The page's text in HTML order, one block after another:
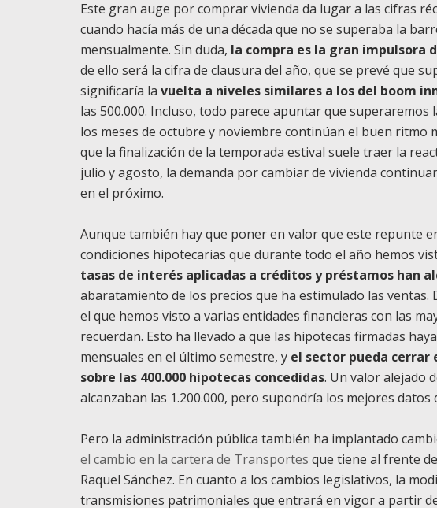
Este gran auge por comprar vivienda da lugar a las cifras
cuando hacía más de una década que no se superaba la
mensualmente. Sin duda, la compra es la gran impulsora
de ello será la cifra de clausura del año, que se prevé que
significaría la vuelta a niveles similares a los del boom
las 500.000. Incluso, todo parece apuntar que superaremos
los meses de octubre y noviembre continúan el buen ritmo
que la finalización de la temporada estival suele traer la
julio y agosto, la demanda por cambiar de vivienda
en el próximo.
Aunque también hay que poner en valor que este repunte
condiciones hipotecarias que durante todo el año hemos
tasas de interés aplicadas a créditos y préstamos han
abaratamiento de los precios que ha estimulado las ventas.
el que hemos visto a varias entidades financieras con las
recuerdan. Esto ha llevado a que las hipotecas firmadas
mensuales en el último semestre, y el sector pueda cerrar
sobre las 400.000 hipotecas concedidas. Un valor alejado
alcanzaban las 1.200.000, pero supondría los mejores datos
Pero la administración pública también ha implantado
el cambio en la cartera de Transportes que tiene al frente
Raquel Sánchez. En cuanto a los cambios legislativos, la
transmisiones patrimoniales que entrará en vigor a partir